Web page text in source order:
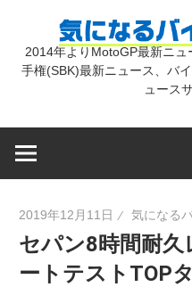
2014年よりMotoGP最新ニ
手権(SBK)最新ニュース、バ
ュース
2019年12月11日 気になる
セパン8時間耐
ートテストTOP